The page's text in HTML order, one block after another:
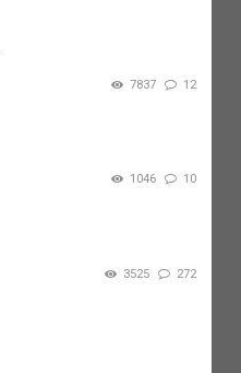
7837 12
1046 10
3525 272